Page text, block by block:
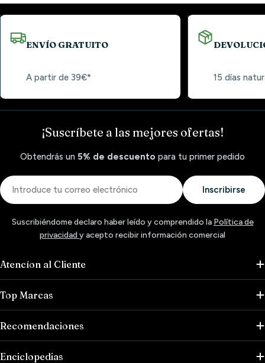
ENVÍO GRATUITO
A partir de 39€* 15 días
¡Suscríbete a las mejores ofertas!
Obtendrás un 5% de descuento para tu primer pedido
Correo
electrónico
Inscribirse
Suscribiéndome declaro haber leído y comprendido la Política de
privacidad y acepto recibir información comercial
Atencíon al Cliente
Top Marcas
Recomendaciones
Enciclopedias